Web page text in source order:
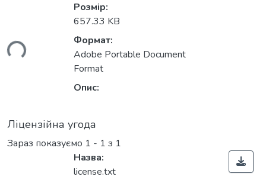
Розмір:
657.33 KB
Формат:
Adobe Portable Document
Format
Опис:
Ліцензійна угода
Зараз показуємо 1 - 1 з 1
Назва:
license.txt